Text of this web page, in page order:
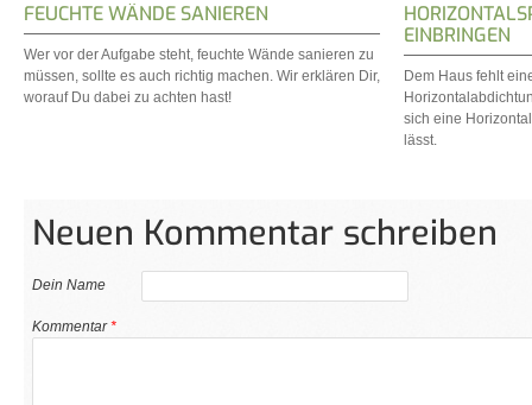
FEUCHTE WÄNDE SANIEREN
Wer vor der Aufgabe steht, feuchte Wände sanieren zu
müssen, sollte es auch richtig machen. Wir erklären Dir,
worauf Du dabei zu achten hast!
EINBRINGEN
Dem Haus fehlt
sich eine
lässt.
Neuen Kommentar schreiben
Dein Name
Kommentar*